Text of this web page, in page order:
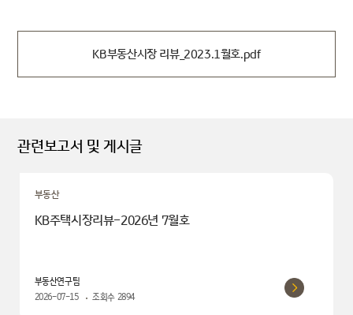
KB부동산시장 리뷰_2023.1월호.pdf
관련보고서 및 게시글
부동산
KB주택시장리뷰-2026년 7월호
부동산연구팀
2026-07-15
조회수 2894